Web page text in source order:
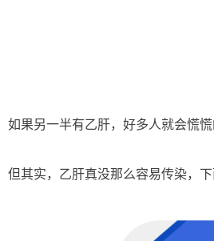
如果另一半有乙肝，好多人就会慌
但其实，乙肝真没那么容易传染，下